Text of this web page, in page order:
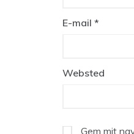
E-mail *
Websted
Gem mit